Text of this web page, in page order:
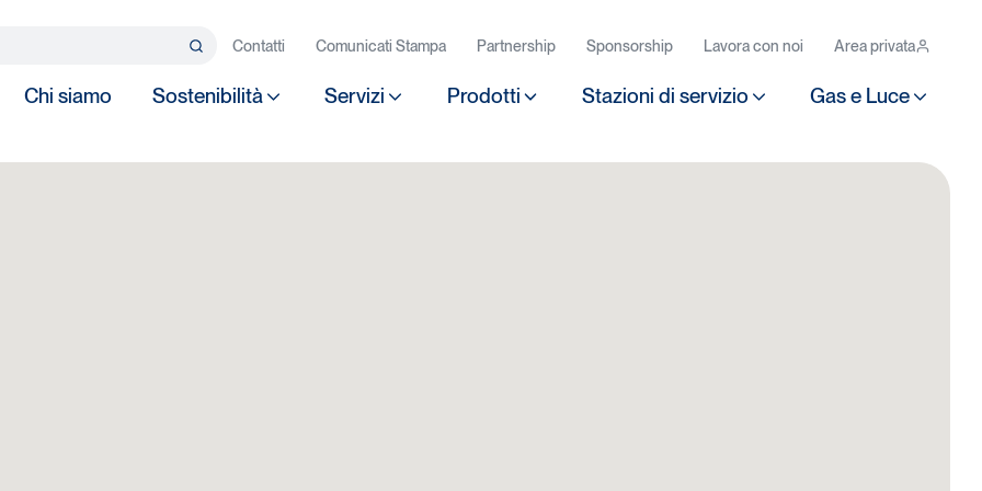
Chi siamo Sostenibilità Servizi Prodotti Stazioni di servizio Gas e Luce
SearchContatti Comunicati Stampa Partnership Sponsorship Lavora con noi Area privata